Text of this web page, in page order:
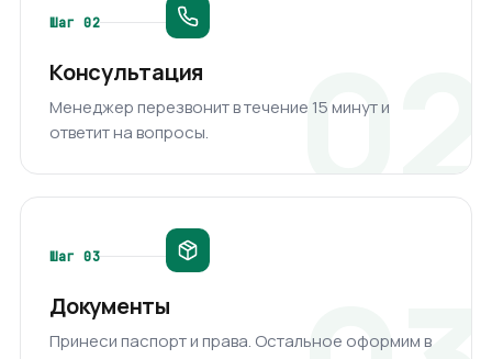
Шаг 02
Консультация
Менеджер перезвонит в течение 15 минут и
ответит на вопросы.
Шаг 03
Документы
Принеси паспорт и права. Остальное оформим в